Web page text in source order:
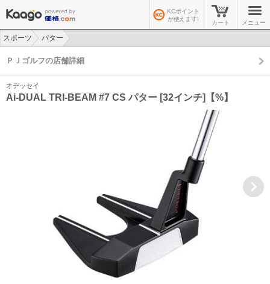
KCポイント
が使えます!
カート メニュー
スポーツ
パター
ＰＪゴルフの店舗詳細
オデッセイ
Ai-DUAL TRI-BEAM #7 CS パター [32インチ]【%】